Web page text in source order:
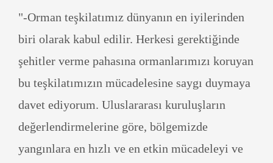
"-Orman teşkilatımız dünyanın en iyilerinden
biri olarak kabul edilir. Herkesi gerektiğinde
şehitler verme pahasına ormanlarımızı koruyan
bu teşkilatımızın mücadelesine saygı duymaya
davet ediyorum. Uluslararası kuruluşların
değerlendirmelerine göre, bölgemizde
yangınlara en hızlı ve en etkin mücadeleyi ve